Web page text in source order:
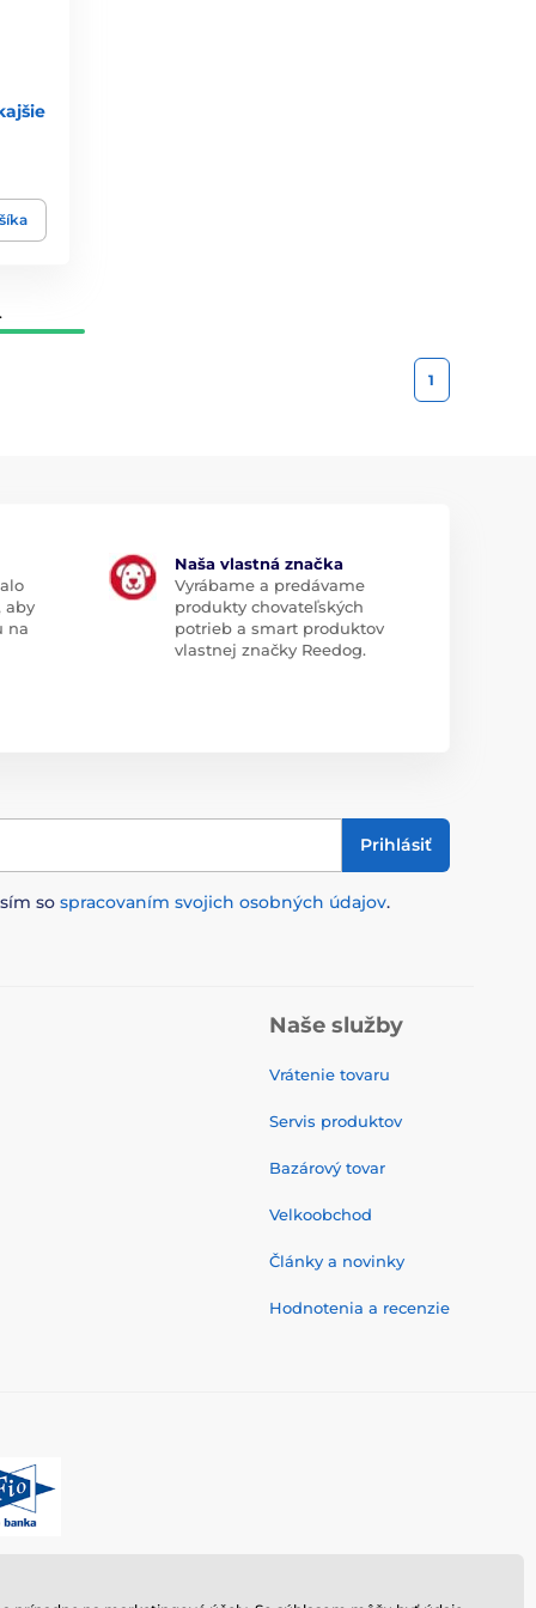
1
aby
na
Naša vlastná značka
Vyrábame a predávame
produkty chovateľských
potrieb a smart produktov
vlastnej značky Reedog.
Prihlásiť
so spracovaním svojich osobných údajov.
Naše služby
Vrátenie tovaru
Servis produktov
Bazárový tovar
Velkoobchod
Články a novinky
Hodnotenia a recenzie